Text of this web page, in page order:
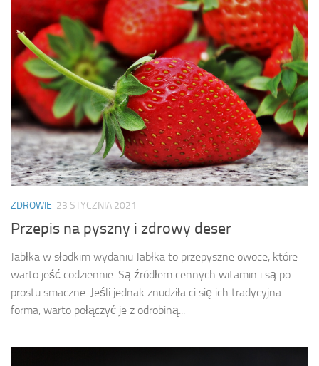
ZDROWIE 23 STYCZNIA 2021
Przepis na pyszny i zdrowy deser
Jabłka w słodkim wydaniu Jabłka to przepyszne owoce, które
warto jeść codziennie. Są źródłem cennych witamin i są po
prostu smaczne. Jeśli jednak znudziła ci się ich tradycyjna
forma, warto połączyć je z odrobiną...